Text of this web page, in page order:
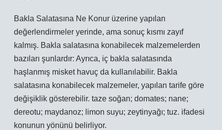
Bakla Salatasına Ne Konur üzerine yapılan
değerlendirmeler yerinde, ama sonuç kısmı zayıf
kalmış. Bakla salatasına konabilecek malzemelerden
bazıları şunlardır: Ayrıca, iç bakla salatasında
haşlanmış misket havuç da kullanılabilir. Bakla
salatasına konabilecek malzemeler, yapılan tarife göre
değişiklik gösterebilir. taze soğan; domates; nane;
dereotu; maydanoz; limon suyu; zeytinyağı; tuz. ifadesi
konunun yönünü belirliyor.